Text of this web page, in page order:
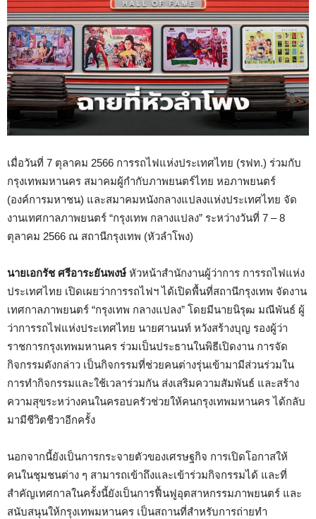
เมื่อวันที่ 7 ตุลาคม 2566 การรถไฟแห่งประเทศไทย (รฟท.) ร่วมกับ
กรุงเทพมหานคร สมาคมผู้กำกับภาพยนตร์ไทย หอภาพยนตร์
(องค์การมหาชน) และสมาคมหนังกลางแปลงแห่งประเทศไทย จัด
งานเทศกาลภาพยนตร์ “กรุงเทพ กลางแปลง” ระหว่างวันที่ 7 – 8
ตุลาคม 2566 ณ สถานีกรุงเทพ (หัวลำโพง)
นายเอกรัช ศรีอาระยันพงษ์ หัวหน้าสำนักงานผู้ว่าการ การรถไฟแห่ง
ประเทศไทย เปิดเผยว่าการรถไฟฯ ได้เปิดพื้นที่สถานีกรุงเทพ จัดงาน
เทศกาลภาพยนตร์ “กรุงเทพ กลางแปลง” โดยมีนายนิรุฒ มณีพันธ์ ผู้
ว่าการรถไฟแห่งประเทศไทย นายศานนท์ หวังสร้างบุญ รองผู้ว่า
ราชการกรุงเทพมหานคร ร่วมเป็นประธานในพิธีเปิดงาน การจัด
กิจกรรมดังกล่าว เป็นกิจกรรมที่ช่วยคนต่างรุ่นเข้ามามีส่วนร่วมใน
การทำกิจกรรมและใช้เวลาร่วมกัน ส่งเสริมความสัมพันธ์ และสร้าง
ความสุขระหว่างคนในครอบครัวช่วยให้คนกรุงเทพมหานคร ได้กลับ
มามีชีวิตชีวาอีกครั้ง
นอกจากนี้ยังเป็นการกระจายตัวของเศรษฐกิจ การเปิดโอกาสให้
คนในชุมชนต่าง ๆ สามารถเข้าถึงและเข้าร่วมกิจกรรมได้ และที่
สำคัญเทศกาลในครั้งนี้ยังเป็นการฟื้นฟูอุตสาหกรรมภาพยนตร์ และ
สนับสนุนให้กรุงเทพมหานคร เป็นสถานที่สำหรับการถ่ายทำ